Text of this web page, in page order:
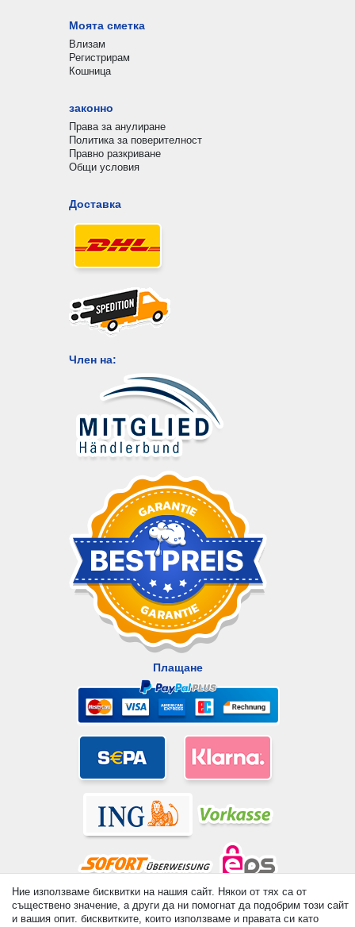
Моята сметка
Влизам
Регистрирам
Кошница
законно
Права за анулиране
Политика за поверителност
Правно разкриване
Общи условия
Доставка
Член на:
Плащане
© Copyright 2026 | Всички права запазени. - All rights reserved.
Prices incl. VAT. 19% VAT Basic prices see article detail | *
Ние използваме бисквитки на нашия сайт. Някои от тях са от
съществено значение, а други да ни помогнат да подобрим този сайт
и вашия опит. бисквитките, които използваме и правата си като